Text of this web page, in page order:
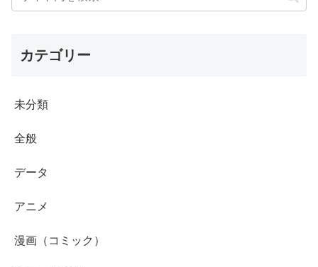
カテゴリー
未分類
全般
データ
アニメ
漫画（コミック）